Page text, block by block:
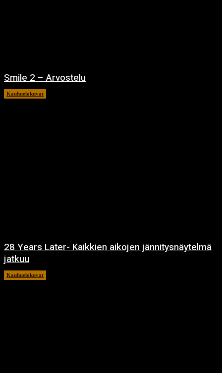
Smile 2 – Arvostelu
Kauhuelokuvat
28 Years Later- Kaikkien aikojen jännitysnäytelmä
jatkuu
Kauhuelokuvat